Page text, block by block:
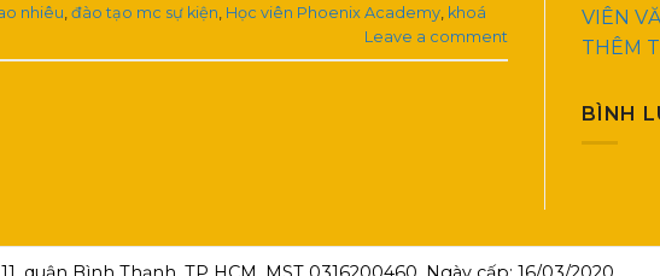
nhiêu, đào tạo mc sự kiện, Học viên Phoenix Academy, khoá
Leave a comment
VIÊN
THÊM
BÌNH